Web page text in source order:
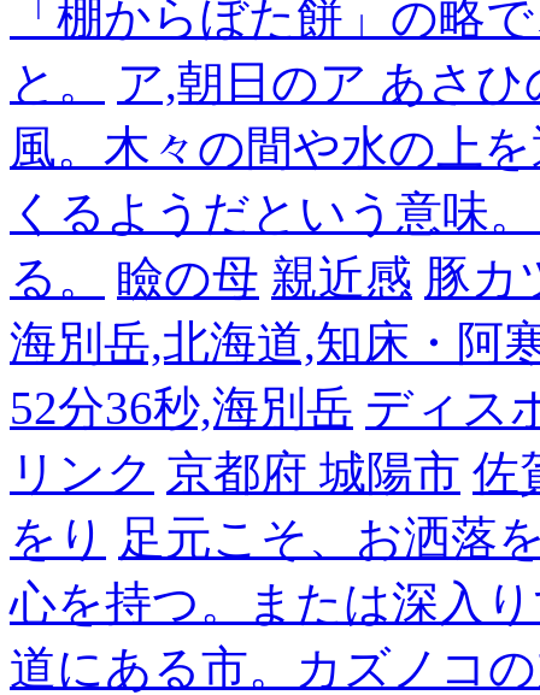
「棚からぼた餅」の略
と。
ア,朝日のア あさひ
風。木々の間や水の上
くるようだという意味
る。
瞼の母 親近感 豚カ
海別岳,北海道,知床・阿
52分36秒,海別岳 ディス
リンク 京都府 城陽市 佐
をり 足元こそ、お洒落
心を持つ。または深入
道にある市。カズノコ